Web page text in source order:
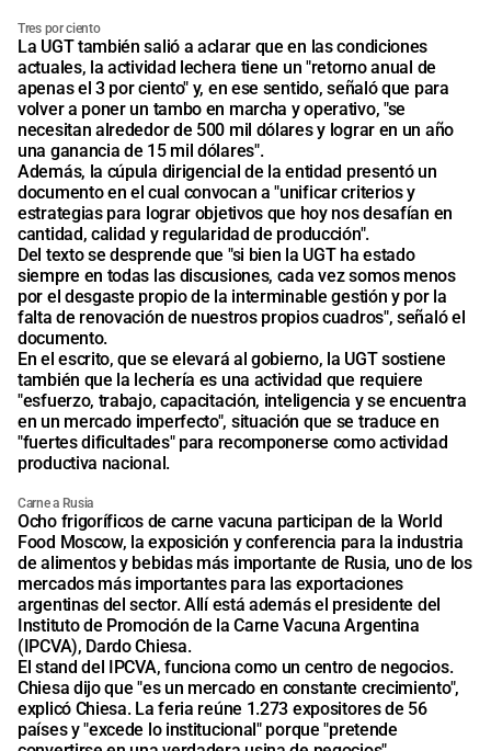
Tres por ciento
La UGT también salió a aclarar que en las condiciones
actuales, la actividad lechera tiene un "retorno anual de
apenas el 3 por ciento" y, en ese sentido, señaló que para
volver a poner un tambo en marcha y operativo, "se
necesitan alrededor de 500 mil dólares y lograr en un año
una ganancia de 15 mil dólares".
Además, la cúpula dirigencial de la entidad presentó un
documento en el cual convocan a "unificar criterios y
estrategias para lograr objetivos que hoy nos desafían en
cantidad, calidad y regularidad de producción".
Del texto se desprende que "si bien la UGT ha estado
siempre en todas las discusiones, cada vez somos menos
por el desgaste propio de la interminable gestión y por la
falta de renovación de nuestros propios cuadros", señaló el
documento.
En el escrito, que se elevará al gobierno, la UGT sostiene
también que la lechería es una actividad que requiere
"esfuerzo, trabajo, capacitación, inteligencia y se encuentra
en un mercado imperfecto", situación que se traduce en
"fuertes dificultades" para recomponerse como actividad
productiva nacional.
Carne a Rusia
Ocho frigoríficos de carne vacuna participan de la World
Food Moscow, la exposición y conferencia para la industria
de alimentos y bebidas más importante de Rusia, uno de los
mercados más importantes para las exportaciones
argentinas del sector. Allí está además el presidente del
Instituto de Promoción de la Carne Vacuna Argentina
(IPCVA), Dardo Chiesa.
El stand del IPCVA, funciona como un centro de negocios.
Chiesa dijo que "es un mercado en constante crecimiento",
explicó Chiesa. La feria reúne 1.273 expositores de 56
países y "excede lo institucional" porque "pretende